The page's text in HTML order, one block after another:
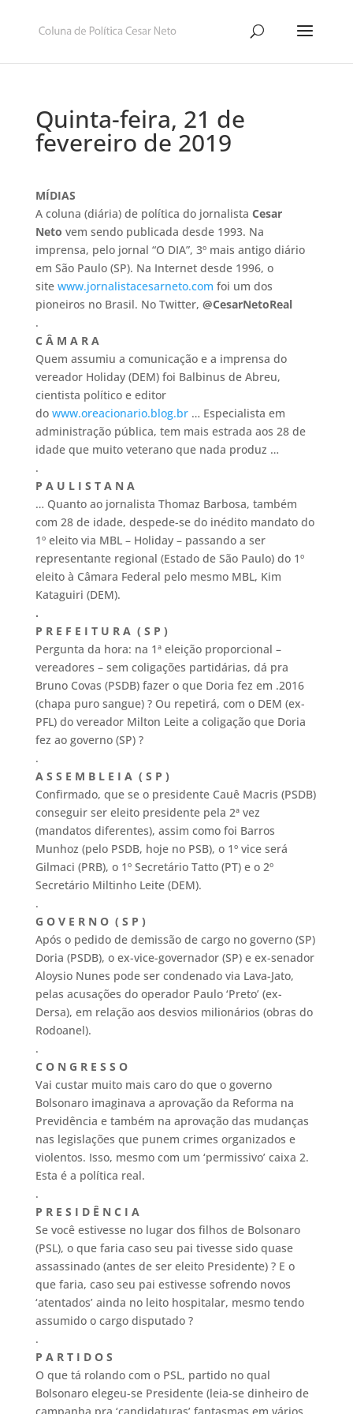
Quinta-feira, 21 de
fevereiro de 2019
MÍDIAS
A coluna (diária) de política do jornalista Cesar
Neto vem sendo publicada desde 1993. Na
imprensa, pelo jornal “O DIA”, 3º mais antigo diário
em São Paulo (SP). Na Internet desde 1996, o
site www.jornalistacesarneto.com foi um dos
pioneiros no Brasil. No Twitter, @CesarNetoReal
.
C Â M A R A
Quem assumiu a comunicação e a imprensa do
vereador Holiday (DEM) foi Balbinus de Abreu,
cientista político e editor
do www.oreacionario.blog.br… Especialista em
administração pública, tem mais estrada aos 28 de
idade que muito veterano que nada produz …
.
P A U L I S T A N A
… Quanto ao jornalista Thomaz Barbosa, também
com 28 de idade, despede-se do inédito mandato do
1º eleito via MBL – Holiday – passando a ser
representante regional (Estado de São Paulo) do 1º
eleito à Câmara Federal pelo mesmo MBL, Kim
Kataguiri (DEM).
.
P R E F E I T U R A ( S P )
Pergunta da hora: na 1ª eleição proporcional –
vereadores – sem coligações partidárias, dá pra
Bruno Covas (PSDB) fazer o que Doria fez em .2016
(chapa puro sangue) ? Ou repetirá, com o DEM (ex-
PFL) do vereador Milton Leite a coligação que Doria
fez ao governo (SP) ?
.
A S S E M B L E I A ( S P )
Confirmado, que se o presidente Cauê Macris (PSDB)
conseguir ser eleito presidente pela 2ª vez
(mandatos diferentes), assim como foi Barros
Munhoz (pelo PSDB, hoje no PSB), o 1º vice será
Gilmaci (PRB), o 1º Secretário Tatto (PT) e o 2º
Secretário Miltinho Leite (DEM).
.
G O V E R N O ( S P )
Após o pedido de demissão de cargo no governo (SP)
Doria (PSDB), o ex-vice-governador (SP) e ex-senador
Aloysio Nunes pode ser condenado via Lava-Jato,
pelas acusações do operador Paulo ‘Preto’ (ex-
Dersa), em relação aos desvios milionários (obras do
Rodoanel).
.
C O N G R E S S O
Vai custar muito mais caro do que o governo
Bolsonaro imaginava a aprovação da Reforma na
Previdência e também na aprovação das mudanças
nas legislações que punem crimes organizados e
violentos. Isso, mesmo com um ‘permissivo’ caixa 2.
Esta é a política real.
.
P R E S I D Ê N C I A
Se você estivesse no lugar dos filhos de Bolsonaro
(PSL), o que faria caso seu pai tivesse sido quase
assassinado (antes de ser eleito Presidente) ? E o
que faria, caso seu pai estivesse sofrendo novos
‘atentados’ ainda no leito hospitalar, mesmo tendo
assumido o cargo disputado ?
.
P A R T I D O S
O que tá rolando com o PSL, partido no qual
Bolsonaro elegeu-se Presidente (leia-se dinheiro de